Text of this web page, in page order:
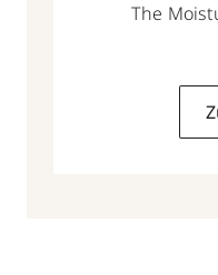
The